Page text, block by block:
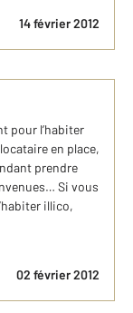
14 février 2012
pour l’habiter
en place,
prendre
Si vous
illico,
02 février 2012